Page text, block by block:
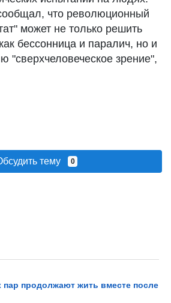
что революционный
может не только решить
бессонница и паралич, но и
"сверхчеловеческое зрение",
тему 0
пар продолжают жить вместе после